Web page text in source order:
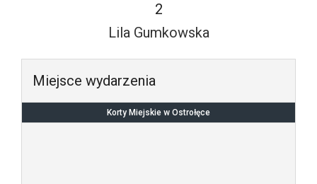
2
Lila Gumkowska
Miejsce wydarzenia
Korty Miejskie w Ostrołęce